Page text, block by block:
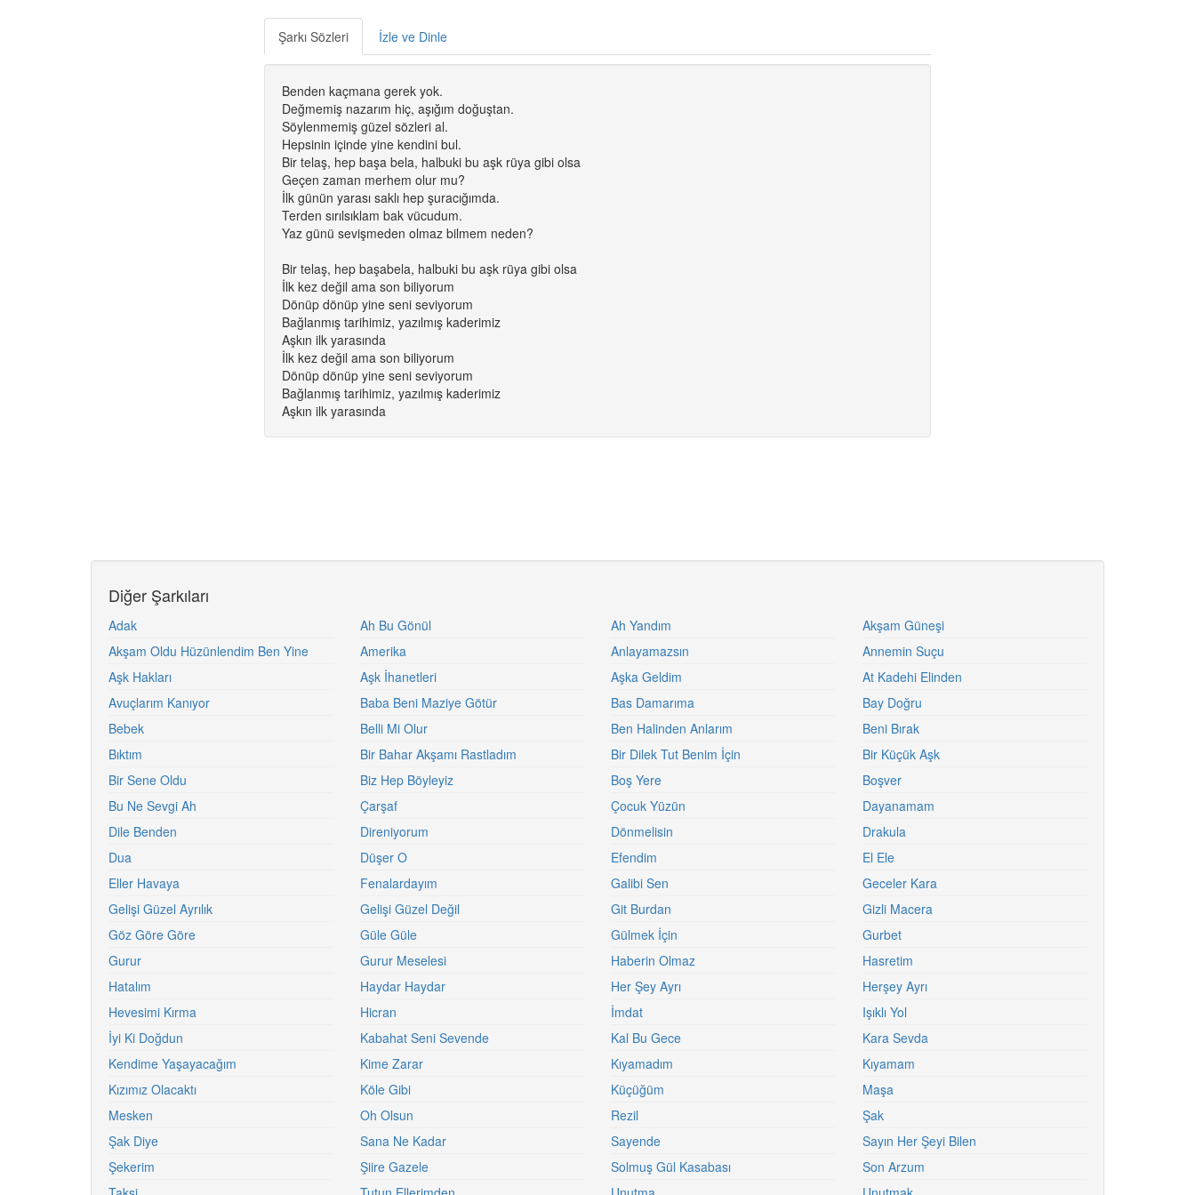
Şarkı Sözleri İzle ve Dinle
Benden kaçmana gerek yok.
Değmemiş nazarım hiç, aşığım doğuştan.
Söylenmemiş güzel sözleri al.
Hepsinin içinde yine kendini bul.
Bir telaş, hep başa bela, halbuki bu aşk rüya gibi olsa
Geçen zaman merhem olur mu?
İlk günün yarası saklı hep şuracığımda.
Terden sırılsıklam bak vücudum.
Yaz günü sevişmeden olmaz bilmem neden?
Bir telaş, hep başabela, halbuki bu aşk rüya gibi olsa
İlk kez değil ama son biliyorum
Dönüp dönüp yine seni seviyorum
Bağlanmış tarihimiz, yazılmış kaderimiz
Aşkın ilk yarasında
İlk kez değil ama son biliyorum
Dönüp dönüp yine seni seviyorum
Bağlanmış tarihimiz, yazılmış kaderimiz
Aşkın ilk yarasında
Diğer Şarkıları
Adak Ah Bu Gönül Ah Yandım
Akşam Güneşi
Akşam Oldu Hüzünlendim Ben Yine
Amerika Anlayamazsın
Annemin Suçu
Aşk Hakları
Aşk İhanetleri Aşka Geldim
At Kadehi Elinden
Avuçlarım Kanıyor
Baba Beni Maziye Götür Bas Damarıma
Bay Doğru
Bebek
Belli Mi Olur Ben Halinden Anlarım
Beni Bırak
Bıktım
Bir Bahar Akşamı Rastladım Bir Dilek Tut Benim İçin
Bir Küçük Aşk
Bir Sene Oldu
Biz Hep Böyleyiz Boş Yere
Boşver
Bu Ne Sevgi Ah
Çarşaf Çocuk Yüzün
Dayanamam
Dile Benden
Direniyorum Dönmelisin
Drakula
Dua
Düşer O Efendim
El Ele
Eller Havaya
Fenalardayım Galibi Sen
Geceler Kara
Gelişi Güzel Ayrılık
Gelişi Güzel Değil Git Burdan
Gizli Macera
Göz Göre Göre
Güle Güle Gülmek İçin
Gurbet
Gurur
Gurur Meselesi Haberin Olmaz
Hasretim
Hatalım
Haydar Haydar Her Şey Ayrı
Herşey Ayrı
Hevesimi Kırma
Hicran İmdat
Işıklı Yol
İyi Ki Doğdun
Kabahat Seni Sevende Kal Bu Gece
Kara Sevda
Kendime Yaşayacağım
Kime Zarar Kıyamadım
Kıyamam
Kızımız Olacaktı
Köle Gibi Küçüğüm
Maşa
Mesken
Oh Olsun Rezil
Şak
Şak Diye
Sana Ne Kadar Sayende
Sayın Her Şeyi Bilen
Şekerim
Şiire Gazele Solmuş Gül Kasabası
Son Arzum